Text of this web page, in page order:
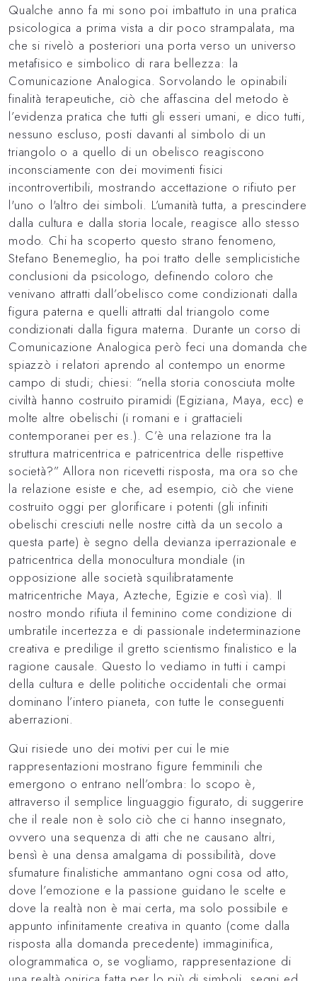
Qualche anno fa mi sono poi imbattuto in una pratica
psicologica a prima vista a dir poco strampalata, ma
che si rivelò a posteriori una porta verso un universo
metafisico e simbolico di rara bellezza: la
Comunicazione Analogica. Sorvolando le opinabili
finalità terapeutiche, ciò che affascina del metodo è
l’evidenza pratica che tutti gli esseri umani, e dico tutti,
nessuno escluso, posti davanti al simbolo di un
triangolo o a quello di un obelisco reagiscono
inconsciamente con dei movimenti fisici
incontrovertibili, mostrando accettazione o rifiuto per
l'uno o l'altro dei simboli. L’umanità tutta, a prescindere
dalla cultura e dalla storia locale, reagisce allo stesso
modo. Chi ha scoperto questo strano fenomeno,
Stefano Benemeglio, ha poi tratto delle semplicistiche
conclusioni da psicologo, definendo coloro che
venivano attratti dall’obelisco come condizionati dalla
figura paterna e quelli attratti dal triangolo come
condizionati dalla figura materna. Durante un corso di
Comunicazione Analogica però feci una domanda che
spiazzò i relatori aprendo al contempo un enorme
campo di studi; chiesi: “nella storia conosciuta molte
civiltà hanno costruito piramidi (Egiziana, Maya, ecc) e
molte altre obelischi (i romani e i grattacieli
contemporanei per es.). C’è una relazione tra la
struttura matricentrica e patricentrica delle rispettive
società?” Allora non ricevetti risposta, ma ora so che
la relazione esiste e che, ad esempio, ciò che viene
costruito oggi per glorificare i potenti (gli infiniti
obelischi cresciuti nelle nostre città da un secolo a
questa parte) è segno della devianza iperrazionale e
patricentrica della monocultura mondiale (in
opposizione alle società squilibratamente
matricentriche Maya, Azteche, Egizie e così via). Il
nostro mondo rifiuta il feminino come condizione di
umbratile incertezza e di passionale indeterminazione
creativa e predilige il gretto scientismo finalistico e la
ragione causale. Questo lo vediamo in tutti i campi
della cultura e delle politiche occidentali che ormai
dominano l’intero pianeta, con tutte le conseguenti
aberrazioni.
Qui risiede uno dei motivi per cui le mie
rappresentazioni mostrano figure femminili che
emergono o entrano nell’ombra: lo scopo è,
attraverso il semplice linguaggio figurato, di suggerire
che il reale non è solo ciò che ci hanno insegnato,
ovvero una sequenza di atti che ne causano altri,
bensì è una densa amalgama di possibilità, dove
sfumature finalistiche ammantano ogni cosa od atto,
dove l’emozione e la passione guidano le scelte e
dove la realtà non è mai certa, ma solo possibile e
appunto infinitamente creativa in quanto (come dalla
risposta alla domanda precedente) immaginifica,
ologrammatica o, se vogliamo, rappresentazione di